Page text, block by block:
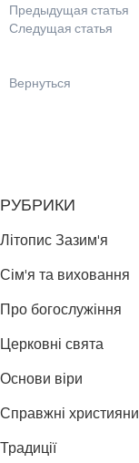
Предыдущая статья
Следущая статья
Вернуться
РУБРИКИ
Літопис Зазим'я
Сім'я та виховання
Про богослужіння
Церковні свята
Основи віри
Справжні християни
Традиції